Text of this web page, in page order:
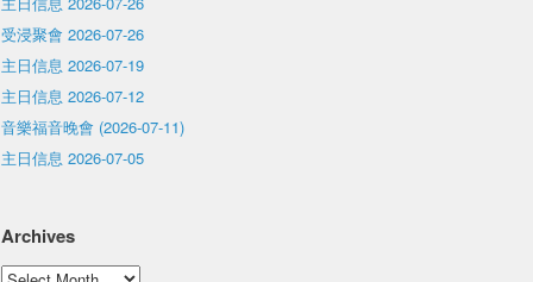
受浸聚會 2026-07-26
主日信息 2026-07-19
主日信息 2026-07-12
音樂福音晚會 (2026-07-11)
主日信息 2026-07-05
Archives
Archives